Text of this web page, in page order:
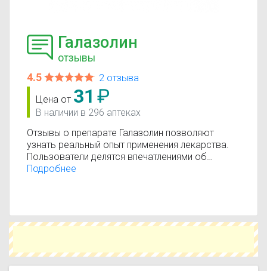
Галазолин
отзывы
4.5
2 отзыва
Цена от 31 ₽
В наличии в 296 аптеках
Отзывы о препарате Галазолин позволяют
узнать реальный опыт применения лекарства.
Пользователи делятся впечатлениями об
эффективности, переносимости и результатах
Подробнее